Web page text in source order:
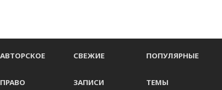
АВТОРСКОЕ
ПРАВО
СВЕЖИЕ
ЗАПИСИ
ПОПУЛЯРНЫЕ
ТЕМЫ